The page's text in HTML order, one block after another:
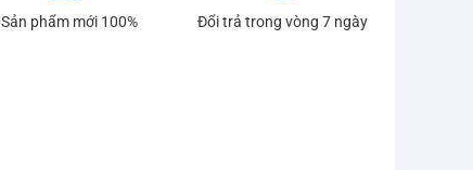
Sản phẩm mới 100% Đổi trả trong vòng 7 ngày